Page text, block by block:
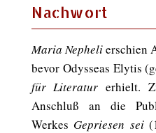
Nachwort
Maria Nephelierschien
bevor Odysseas Elytis
für Literatur erhielt.
Anschluß an die
Werkes Gepriesen sei